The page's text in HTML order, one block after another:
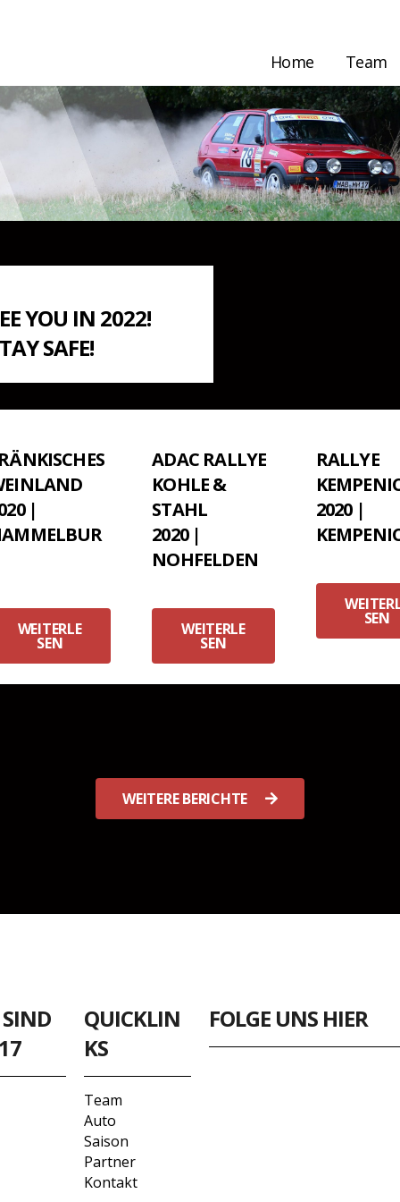
Home Team
YOU IN 2022!
SAFE!
|
WEITERLE
SEN
ADAC RALLYE
KOHLE &
STAHL
2020 |
NOHFELDEN
WEITERLE
SEN
RALLYE
2020 |
SEN
WEITERE BERICHTE
QUICKLIN
KS
Team
Auto
Saison
Partner
Kontakt
FOLGE UNS HIER